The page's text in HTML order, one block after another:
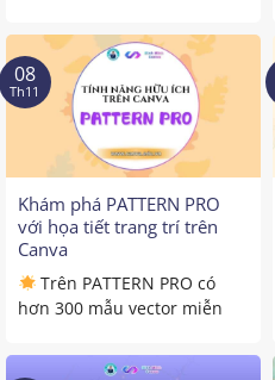
Khám phá PATTERN PRO
với họa tiết trang trí trên
Canva
Trên PATTERN PRO có
hơn 300 mẫu vector miễn
08
Th11